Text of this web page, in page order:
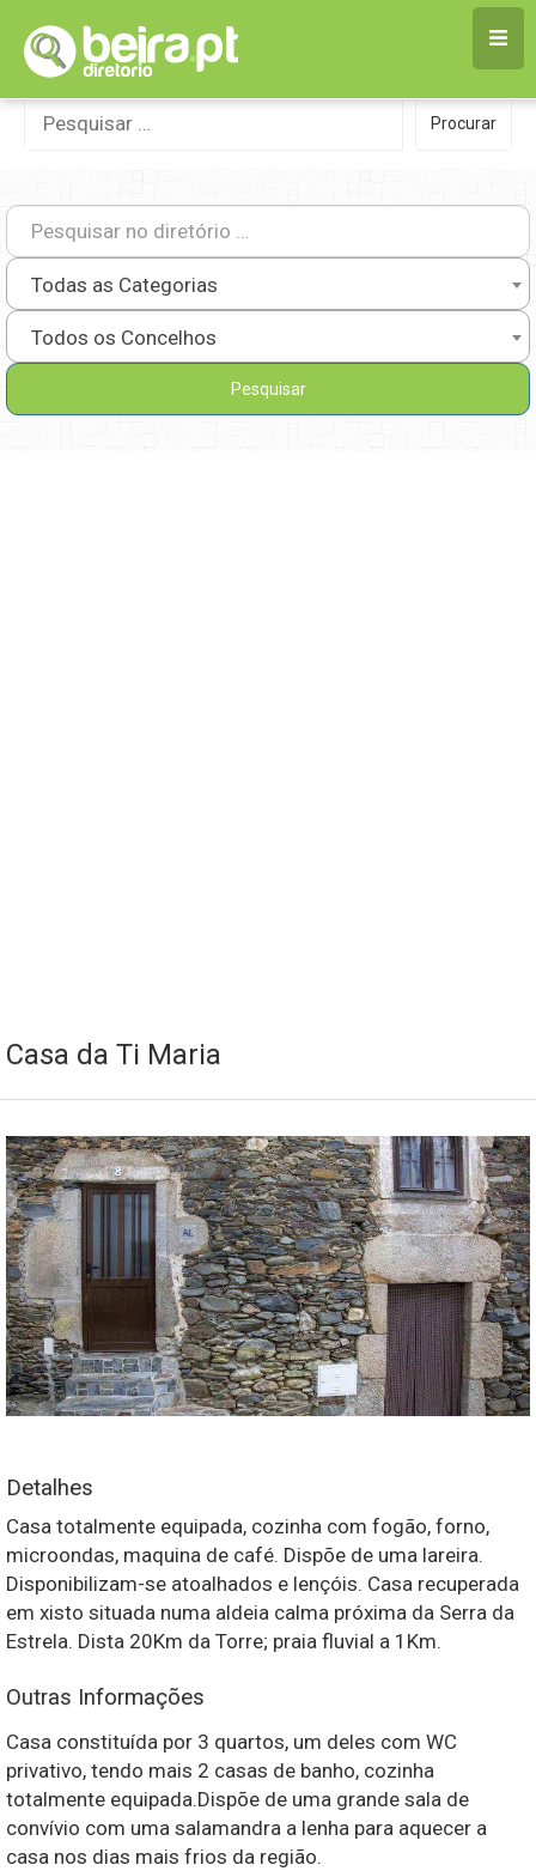
content
Procurar
por:
Procurar
Todas as Categorias
Todos os Concelhos
Casa da Ti Maria
Detalhes
Casa totalmente equipada, cozinha com fogão, forno,
microondas, maquina de café. Dispõe de uma lareira.
Disponibilizam-se atoalhados e lençóis. Casa recuperada
em xisto situada numa aldeia calma próxima da Serra da
Estrela. Dista 20Km da Torre; praia fluvial a 1Km.
Outras Informações
Casa constituída por 3 quartos, um deles com WC
privativo, tendo mais 2 casas de banho, cozinha
totalmente equipada.Dispõe de uma grande sala de
convívio com uma salamandra a lenha para aquecer a
casa nos dias mais frios da região.